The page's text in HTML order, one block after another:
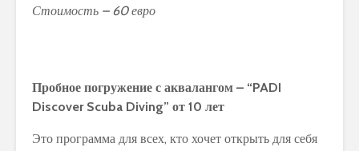
Стоимость – 60 евро
Пробное погружение с аквалангом – “PADI
Discover Scuba Diving” от 10 лет
Это программа для всех, кто хочет открыть для себя